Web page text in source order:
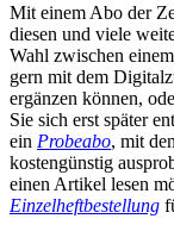
Mit einem Abo der
diesen und viele
Wahl zwischen
gern mit dem
ergänzen können,
Sie sich erst später
ein Probeabo, mit
kostengünstig
einen Artikel lesen
Einzelheftbestellung